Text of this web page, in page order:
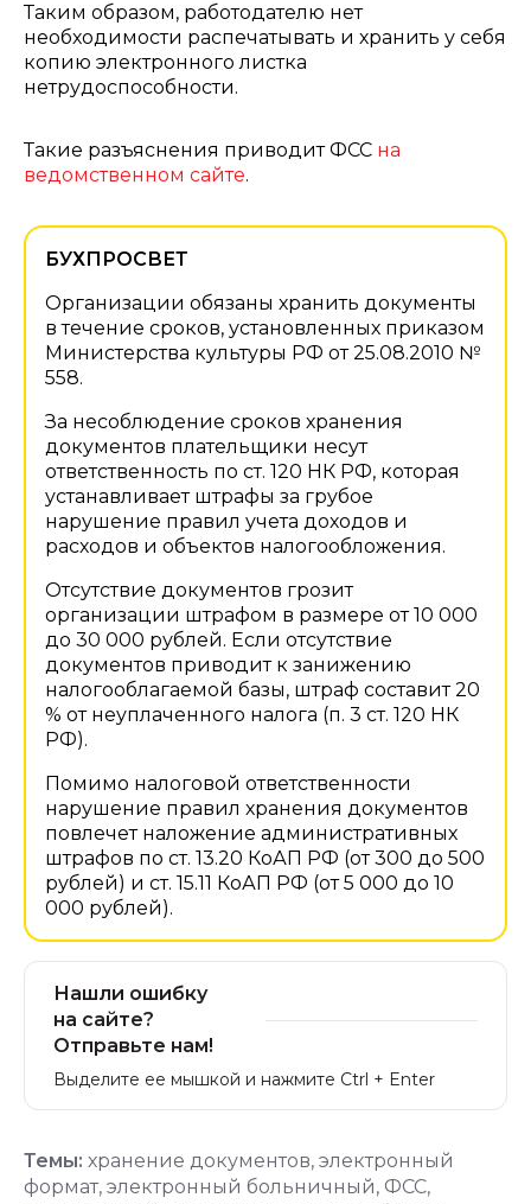
Таким образом, работодателю нет
необходимости распечатывать и хранить у себя
копию электронного листка
нетрудоспособности.
Такие разъяснения приводит ФСС на
ведомственном сайте.
БУХПРОСВЕТ
Организации обязаны хранить документы
в течение сроков, установленных приказом
Министерства культуры РФ от 25.08.2010 №
558.
За несоблюдение сроков хранения
документов плательщики несут
ответственность по ст. 120 НК РФ, которая
устанавливает штрафы за грубое
нарушение правил учета доходов и
расходов и объектов налогообложения.
Отсутствие документов грозит
организации штрафом в размере от 10 000
до 30 000 рублей. Если отсутствие
документов приводит к занижению
налогооблагаемой базы, штраф составит 20
% от неуплаченного налога (п. 3 ст. 120 НК
РФ).
Помимо налоговой ответственности
нарушение правил хранения документов
повлечет наложение административных
штрафов по ст. 13.20 КоАП РФ (от 300 до 500
рублей) и ст. 15.11 КоАП РФ (от 5 000 до 10
000 рублей).
Нашли ошибку
на сайте?
Отправьте нам!
Выделите ее мышкой и нажмите Ctrl + Enter
Темы: хранение документов, электронный
формат, электронный больничный, ФСС,